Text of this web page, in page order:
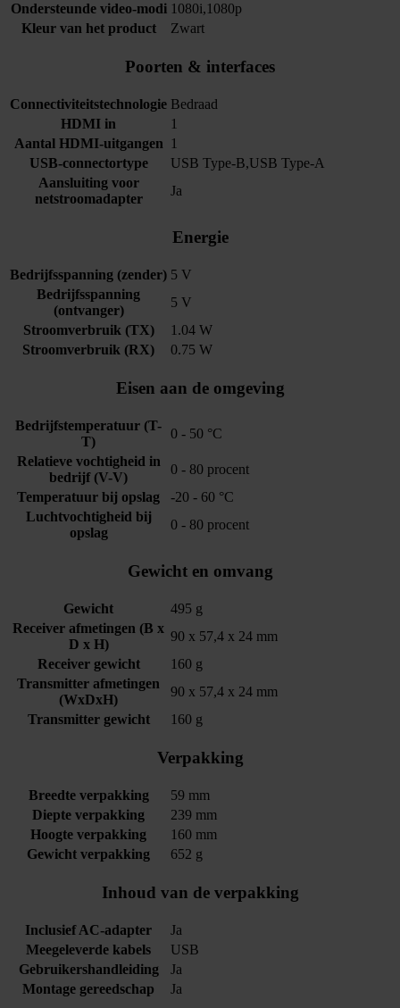
Ondersteunde video-modi 1080i,1080p
Kleur van het product
Zwart
Poorten & interfaces
Connectiviteitstechnologie Bedraad
HDMI in
1
Aantal HDMI-uitgangen
1
USB-connectortype
USB Type-B,USB Type-A
Aansluiting voor
netstroomadapter
Ja
Energie
Bedrijfsspanning (zender) 5 V
Bedrijfsspanning
(ontvanger)
5 V
Stroomverbruik (TX)
1.04 W
Stroomverbruik (RX)
0.75 W
Eisen aan de omgeving
Bedrijfstemperatuur (T-
T)
0 - 50 °C
Relatieve vochtigheid in
bedrijf (V-V)
0 - 80 procent
Temperatuur bij opslag
-20 - 60 °C
Luchtvochtigheid bij
opslag
0 - 80 procent
Gewicht en omvang
Gewicht
495 g
Receiver afmetingen (B x
D x H)
90 x 57,4 x 24 mm
Receiver gewicht
160 g
Transmitter afmetingen
(WxDxH)
90 x 57,4 x 24 mm
Transmitter gewicht
160 g
Verpakking
Breedte verpakking
59 mm
Diepte verpakking
239 mm
Hoogte verpakking
160 mm
Gewicht verpakking
652 g
Inhoud van de verpakking
Inclusief AC-adapter
Ja
Meegeleverde kabels
USB
Gebruikershandleiding
Ja
Montage gereedschap
Ja